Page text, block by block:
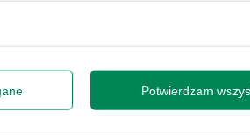
Potwierdzam